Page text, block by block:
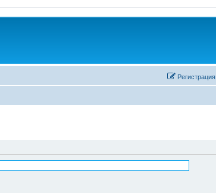
Регистрация